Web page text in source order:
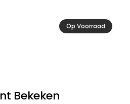
Op Voorraad
Bekeken